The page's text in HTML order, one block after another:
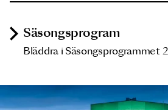
Säsongsprogram
Bläddra i Säsongsprogrammet